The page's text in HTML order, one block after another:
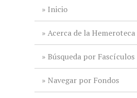
Inicio
Acerca de la Hemeroteca
Búsqueda por Fascículos
Navegar por Fondos